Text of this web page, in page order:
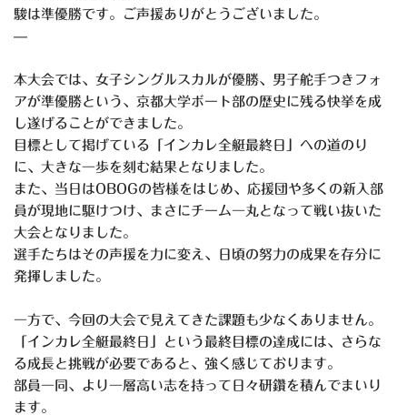
駿は準優勝です。ご声援ありがとうございました。
—
本大会では、女子シングルスカルが優勝、男子舵手つきフォ
アが準優勝という、京都大学ボート部の歴史に残る快挙を成
し遂げることができました。
目標として掲げている「インカレ全艇最終日」への道のり
に、大き な一歩を刻む結果となりました。
また、当日はOBOGの皆様をはじめ、応援団や多くの新入部
員が現地に駆けつけ、まさにチーム一丸となって戦い抜いた
大会となり ました。
選手たちはその声援を力に変え、日頃の努力の成果を存分に
発揮し ました。
一方で、今回の大会で見えてきた課題も少なくありません。
「インカレ全艇最終日」という最終目標の達成には、さらな
る成長と挑戦が必要であると、強く感じております。
部員一同、より一層高い志を持って日々研鑽を積んでまいり
ます。